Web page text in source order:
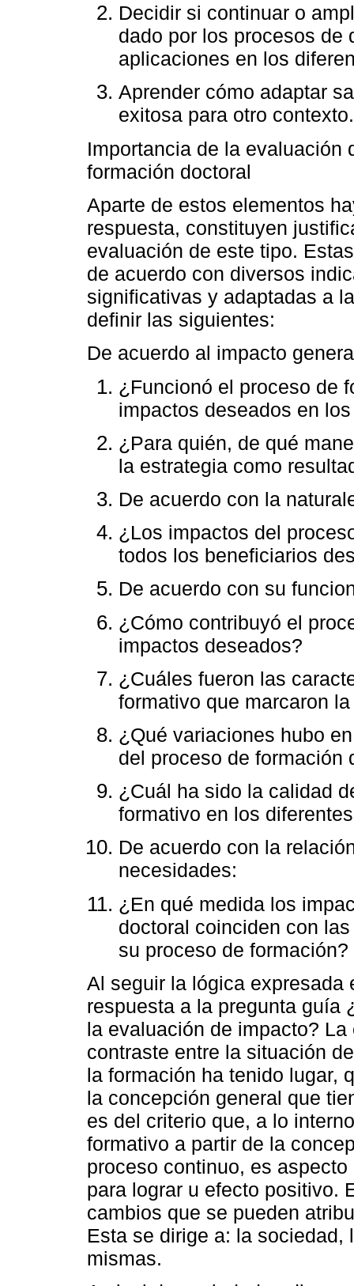
Decidir si continuar o
dado por los procesos de
aplicaciones en los
Aprender cómo adaptar
exitosa para otro contexto.
Importancia de la evaluación
formación doctoral
Aparte de estos elementos
respuesta, constituyen
evaluación de este tipo.
de acuerdo con diversos
significativas y adaptadas a
definir las siguientes:
De acuerdo al impacto
¿Funcionó el proceso de
impactos deseados en
¿Para quién, de qué
la estrategia como
De acuerdo con la
¿Los impactos del
todos los beneficiarios
De acuerdo con su
¿Cómo contribuyó el
impactos deseados?
¿Cuáles fueron las
formativo que marcaron
¿Qué variaciones hubo
del proceso de formación
¿Cuál ha sido la calidad
formativo en los
De acuerdo con la
necesidades:
¿En qué medida los
doctoral coinciden con
su proceso de formación?
Al seguir la lógica expresada
respuesta a la pregunta guía
la evaluación de impacto?
contraste entre la situación
la formación ha tenido lugar,
la concepción general que
es del criterio que, a lo
formativo a partir de la
proceso continuo, es
para lograr u efecto positivo.
cambios que se pueden
Esta se dirige a: la
mismas.